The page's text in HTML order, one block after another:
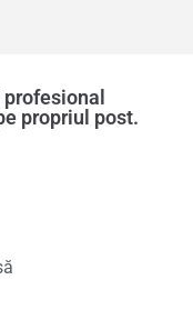
propriul post.